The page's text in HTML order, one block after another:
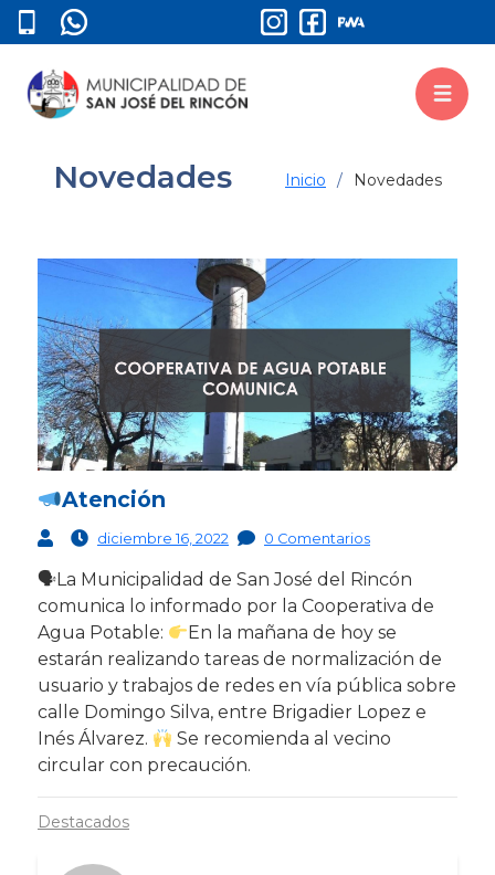
Novedades Inicio Novedades
Atención
diciembre 16, 2022 0 Comentarios
🗣La Municipalidad de San José del Rincón
comunica lo informado por la Cooperativa de
Agua Potable:
En la mañana de hoy se
estarán realizando tareas de normalización de
usuario y trabajos de redes en vía pública sobre
calle Domingo Silva, entre Brigadier Lopez e
Inés Álvarez.
Se recomienda al vecino
circular con precaución.
Destacados